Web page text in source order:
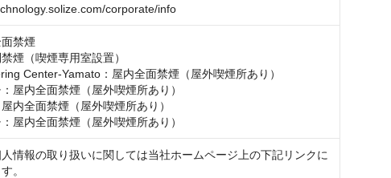
corporate/info
禁煙
煙（喫煙専用室設置）
Center-Yamato：屋内全面禁煙（屋外喫煙所あり）
屋内全面禁煙（屋外喫煙所あり）
内全面禁煙（屋外喫煙所あり）
屋内全面禁煙（屋外喫煙所あり）
情報の取り扱いに関しては当社ホームページ上の下記リンクに
。